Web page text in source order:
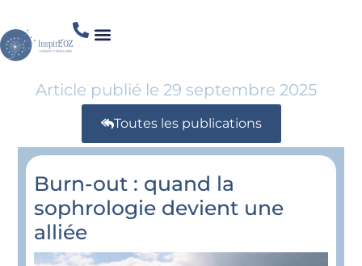
Article publié le 29 septembre 2025
Toutes les publications
Burn-out : quand la
sophrologie devient une
alliée